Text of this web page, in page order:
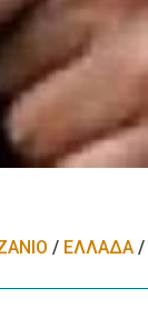
/ ΕΛΛΑΔA /